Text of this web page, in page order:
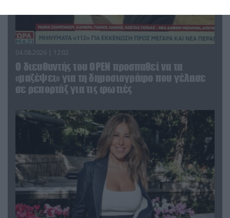
04.08.2026 | 12:02
O διευθυντής του OPEN προσπαθεί να τα
«μαζέψει» για τη δημοσιογράφο που γέλασε
σε ρεπορτάζ για τις φωτιές